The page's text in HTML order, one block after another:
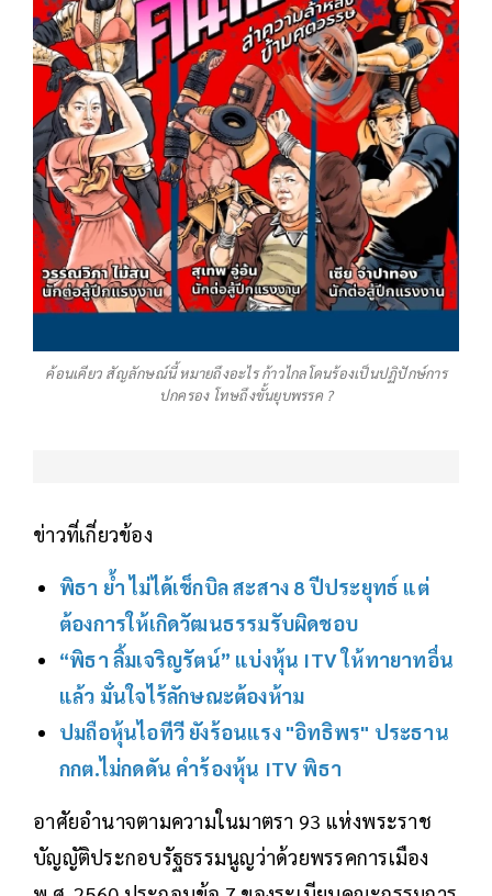
ค้อนเคียว สัญลักษณ์นี้ หมายถึงอะไร ก้าวไกลโดนร้องเป็นปฏิปักษ์การ
ปกครอง โทษถึงขั้นยุบพรรค ?
ข่าวที่เกี่ยวข้อง
พิธา ย้ำ ไม่ได้เช็กบิล สะสาง 8 ปีประยุทธ์ แต่
ต้องการให้เกิดวัฒนธรรมรับผิดชอบ
“พิธา ลิ้มเจริญรัตน์” แบ่งหุ้น ITV ให้ทายาทอื่น
แล้ว มั่นใจไร้ลักษณะต้องห้าม
ปมถือหุ้นไอทีวี ยังร้อนแรง "อิทธิพร" ประธาน
กกต.ไม่กดดัน คำร้องหุ้น ITV พิธา
อาศัยอำนาจตามความในมาตรา 93 แห่งพระราช
บัญญัติประกอบรัฐธรรมนูญว่าด้วยพรรคการเมือง